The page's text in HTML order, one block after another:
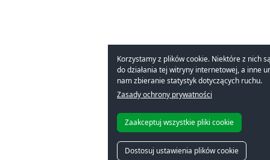
Korzystamy z plików cookie. Niektóre z nich
do działania tej witryny internetowej, a inne
nam zbieranie statystyk dotyczących ruchu.
Zasady ochrony prywatności
Zaakceptuj wszystkie pliki cookie
Dostosuj ustawienia plików cookie